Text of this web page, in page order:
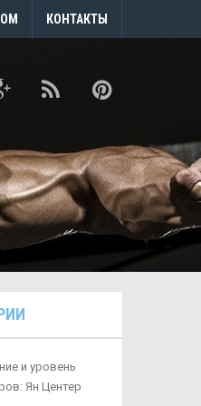
КОНТАКТЫ
и уровень
Ян Центер